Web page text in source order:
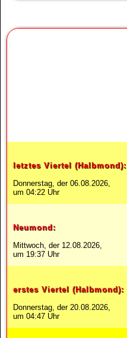
letztes Viertel (Halbmond):
Donnerstag, der 06.08.2026,
um 04:22 Uhr
Neumond:
Mittwoch, der 12.08.2026,
um 19:37 Uhr
erstes Viertel (Halbmond):
Donnerstag, der 20.08.2026,
um 04:47 Uhr